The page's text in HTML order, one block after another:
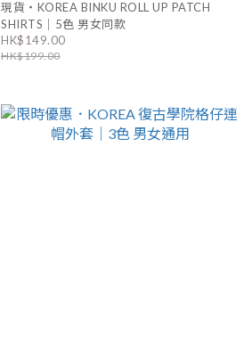
現貨・KOREA BINKU ROLL UP PATCH
SHIRTS｜5色 男女同款
HK$149.00
HK$199.00